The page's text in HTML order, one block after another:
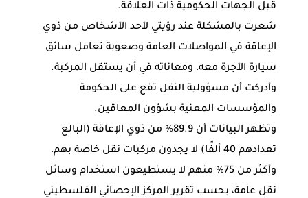
قبل الجهات الحكومية ذات العلاقة.
شعرت بالمشكلة عند رؤيتي لأحد الأشخاص من ذوي
الإعاقة في المواصلات العامة وصعوبة تعامل سائق
سيارة الأجرة معه، ومعاناته في أن يستقل المركبة.
وأدركت أن مسؤولية النقل تقع على الحكومة
والمؤسسات المعنية بشؤون المعاقين.
وتظهر البيانات أن 89.9% من ذوي الإعاقة (البالغ
تعدادهم 40 ألفًا) لا يجدون مركبات نقل خاصة بهم،
وأكثر من 75% منهم لا يستطيعون استخدام وسائل
نقل عامة، بحسب تقرير المركز الإحصائي الفلسطيني